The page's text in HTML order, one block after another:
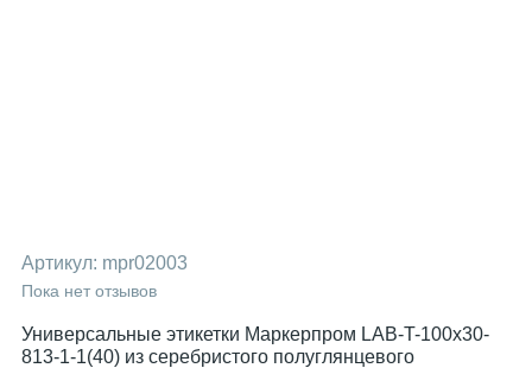
Артикул: mpr02003
Пока нет отзывов
Универсальные этикетки Маркерпром LAB-T-100x30-
813-1-1(40) из серебристого полуглянцевого